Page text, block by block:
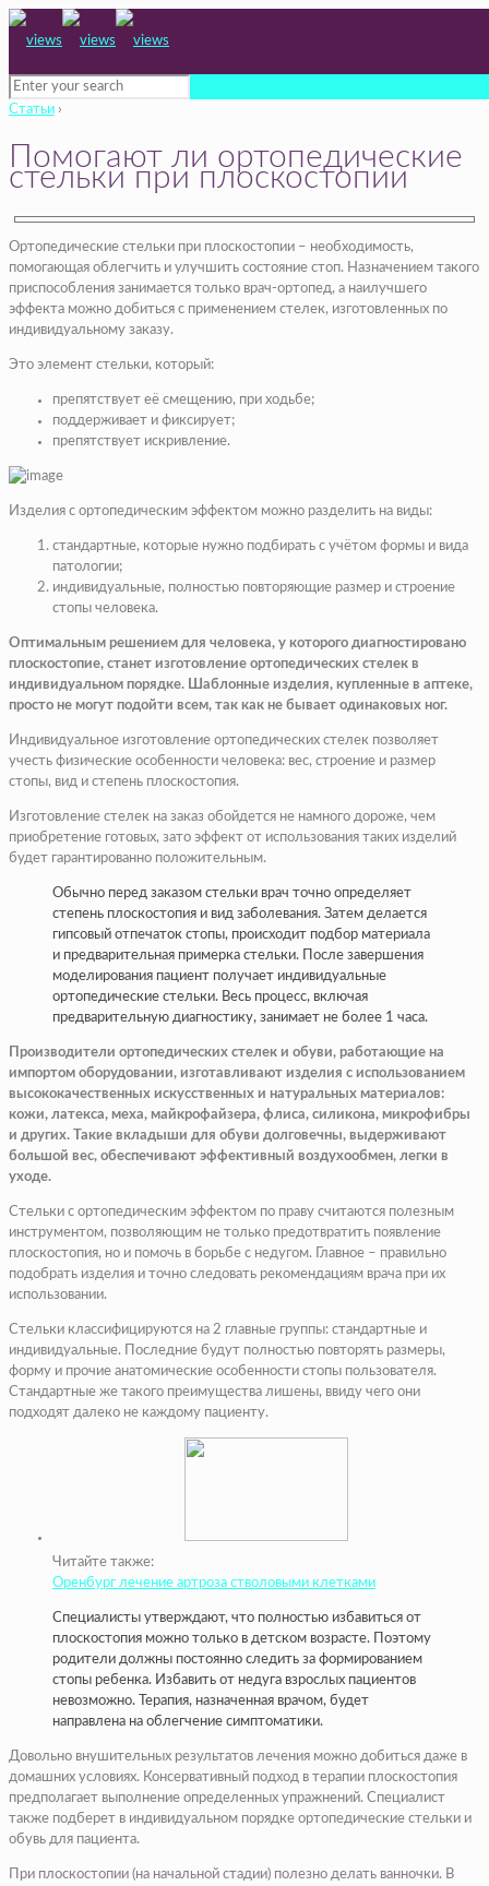
Статьи ›
Помогают ли ортопедические
стельки при плоскостопии
Ортопедические стельки при плоскостопии – необходимость,
помогающая облегчить и улучшить состояние стоп. Назначением такого
приспособления занимается только врач-ортопед, а наилучшего
эффекта можно добиться с применением стелек, изготовленных по
индивидуальному заказу.
Это элемент стельки, который:
препятствует её смещению, при ходьбе;
поддерживает и фиксирует;
препятствует искривление.
Изделия с ортопедическим эффектом можно разделить на виды:
стандартные, которые нужно подбирать с учётом формы и вида
патологии;
индивидуальные, полностью повторяющие размер и строение
стопы человека.
Оптимальным решением для человека, у которого диагностировано
плоскостопие, станет изготовление ортопедических стелек в
индивидуальном порядке. Шаблонные изделия, купленные в аптеке,
просто не могут подойти всем, так как не бывает одинаковых ног.
Индивидуальное изготовление ортопедических стелек позволяет
учесть физические особенности человека: вес, строение и размер
стопы, вид и степень плоскостопия.
Изготовление стелек на заказ обойдется не намного дороже, чем
приобретение готовых, зато эффект от использования таких изделий
будет гарантированно положительным.
Обычно перед заказом стельки врач точно определяет
степень плоскостопия и вид заболевания. Затем делается
гипсовый отпечаток стопы, происходит подбор материала
и предварительная примерка стельки. После завершения
моделирования пациент получает индивидуальные
ортопедические стельки. Весь процесс, включая
предварительную диагностику, занимает не более 1 часа.
Производители ортопедических стелек и обуви, работающие на
импортом оборудовании, изготавливают изделия с использованием
высококачественных искусственных и натуральных материалов:
кожи, латекса, меха, майкрофайзера, флиса, силикона, микрофибры
и других. Такие вкладыши для обуви долговечны, выдерживают
большой вес, обеспечивают эффективный воздухообмен, легки в
уходе.
Стельки с ортопедическим эффектом по праву считаются полезным
инструментом, позволяющим не только предотвратить появление
плоскостопия, но и помочь в борьбе с недугом. Главное – правильно
подобрать изделия и точно следовать рекомендациям врача при их
использовании.
Стельки классифицируются на 2 главные группы: стандартные и
индивидуальные. Последние будут полностью повторять размеры,
форму и прочие анатомические особенности стопы пользователя.
Стандартные же такого преимущества лишены, ввиду чего они
подходят далеко не каждому пациенту.
Читайте также:
Оренбург лечение артроза стволовыми клетками
Специалисты утверждают, что полностью избавиться от
плоскостопия можно только в детском возрасте. Поэтому
родители должны постоянно следить за формированием
стопы ребенка. Избавить от недуга взрослых пациентов
невозможно. Терапия, назначенная врачом, будет
направлена на облегчение симптоматики.
Довольно внушительных результатов лечения можно добиться даже в
домашних условиях. Консервативный подход в терапии плоскостопия
предполагает выполнение определенных упражнений. Специалист
также подберет в индивидуальном порядке ортопедические стельки и
обувь для пациента.
При плоскостопии (на начальной стадии) полезно делать ванночки. В